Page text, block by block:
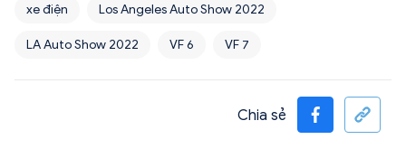
xe điện Los Angeles Auto Show 2022
LA Auto Show 2022 VF 6 VF 7
Chia sẻ